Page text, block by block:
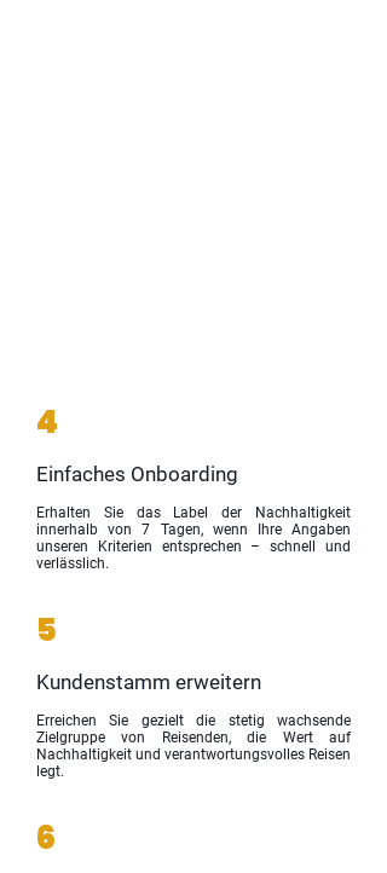
4
Einfaches Onboarding
Erhalten Sie das Label der Nachhaltigkeit
innerhalb von 7 Tagen, wenn Ihre Angaben
unseren Kriterien entsprechen – schnell und
verlässlich.
5
Kundenstamm erweitern
Erreichen Sie gezielt die stetig wachsende
Zielgruppe von Reisenden, die Wert auf
Nachhaltigkeit und verantwortungsvolles Reisen
legt.
6